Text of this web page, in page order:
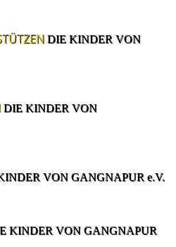
DIE KINDER VON
DIE KINDER VON
VON GANGNAPUR e.V.
KINDER VON GANGNAPUR